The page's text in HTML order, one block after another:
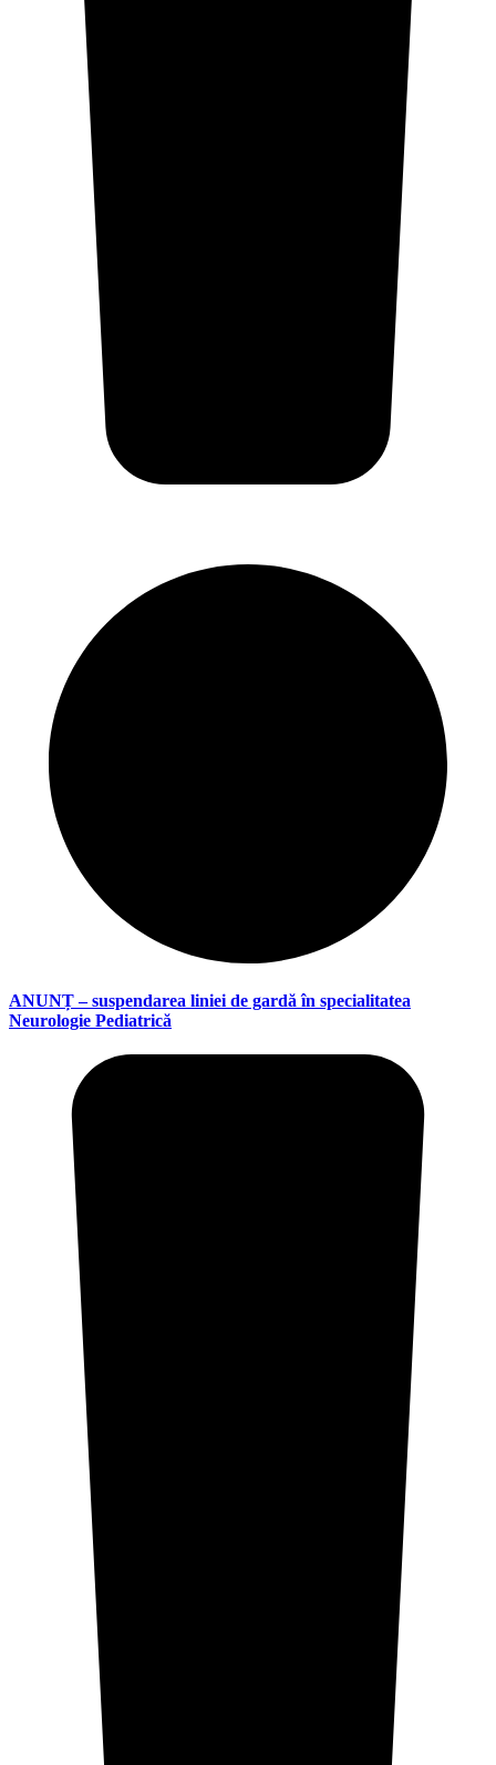
ANUNȚ – suspendarea liniei de gardă în specialitatea
Neurologie Pediatrică